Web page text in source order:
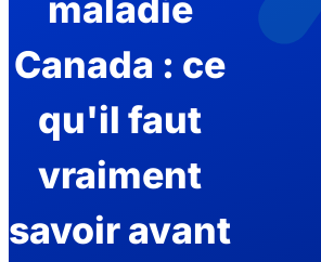
maladie
Canada : ce
qu'il faut
vraiment
savoir avant